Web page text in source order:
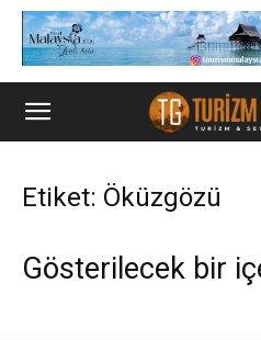
Etiket: Öküzgözü
Gösterilecek bir